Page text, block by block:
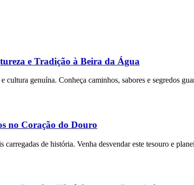
e Tradição à Beira da Água
cultura genuína. Conheça caminhos, sabores e segredos
no Coração do Douro
carregadas de história. Venha desvendar este tesouro e